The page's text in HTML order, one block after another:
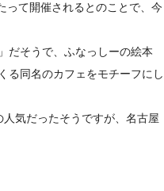
って開催されるとのことで、今
だそうで、ふなっしーの絵本
る同名のカフェをモチーフにし
気だったそうですが、名古屋